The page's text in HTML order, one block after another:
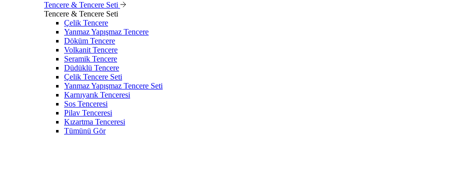
Tencere & Tencere Seti
Tencere & Tencere Seti
Çelik Tencere
Yanmaz Yapışmaz Tencere
Döküm Tencere
Volkanit Tencere
Seramik Tencere
Düdüklü Tencere
Çelik Tencere Seti
Yanmaz Yapışmaz Tencere Seti
Karnıyarık Tenceresi
Sos Tenceresi
Pilav Tenceresi
Kızartma Tenceresi
Tümünü Gör